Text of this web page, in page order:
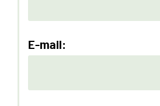
E-mail: